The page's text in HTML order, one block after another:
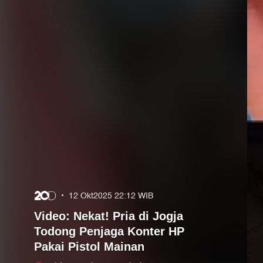
• 12 Okt2025 22:12 WIB
Video: Nekat! Pria di Jogja
Todong Penjaga Konter HP
Pakai Pistol Mainan